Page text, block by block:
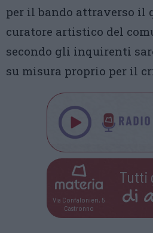
per il bando attraverso il
curatore artistico del
secondo gli inquirenti
su misura proprio per il
Via Confalonieri, 5
Castronno
Tutti
di